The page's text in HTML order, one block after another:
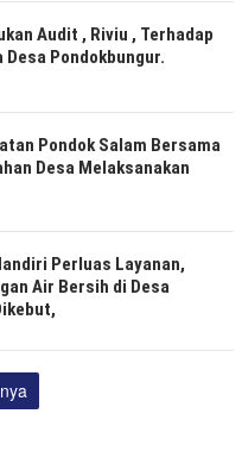
Audit , Riviu , Terhadap
Desa Pondokbungur.
Pondok Salam Bersama
Desa Melaksanakan
Perluas Layanan,
Air Bersih di Desa